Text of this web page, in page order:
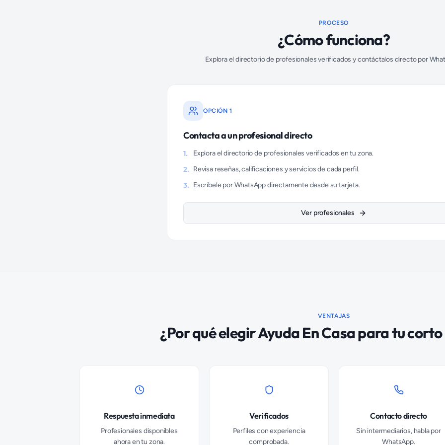
PROCESO
¿Cómo funciona?
Explora el directorio de profesionales verificados y contáctalos directo por
OPCIÓN 1
Contacta a un profesional directo
1. Explora el directorio de profesionales verificados en tu zona.
2. Revisa reseñas, calificaciones y servicios de cada perfil.
3. Escríbele por WhatsApp directamente desde su tarjeta.
Ver profesionales
VENTAJAS
¿Por qué elegir Ayuda En Casa para tu
Respuesta inmediata
Profesionales disponibles
ahora en tu zona.
Verificados
Perfiles con experiencia
comprobada.
Contacto directo
Sin intermediarios, habla por
WhatsApp.